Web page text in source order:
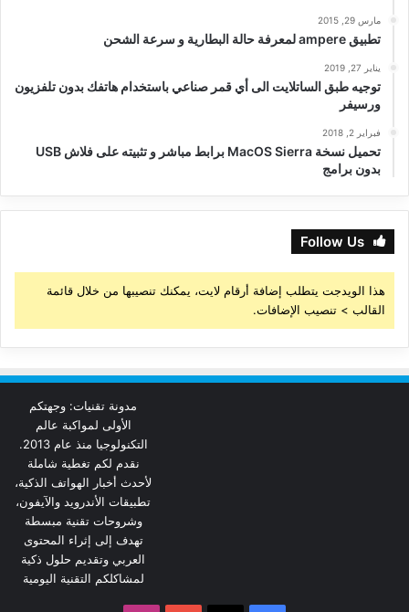
مارس 29, 2015
تطبيق ampere لمعرفة حالة البطارية و سرعة الشحن
يناير 27, 2019
توجيه طبق الساتلايت الى أي قمر صناعي باستخدام هاتفك بدون تلفزيون
ورسيفر
فبراير 2, 2018
تحميل نسخة MacOS Sierra برابط مباشر و تثبيته على فلاش USB
بدون برامج
Follow Us
هذا الويدجت يتطلب إضافة أرقام لايت، يمكنك تنصيبها من خلال قائمة
القالب > تنصيب الإضافات.
مدونة تقنيات: وجهتكم
الأولى لمواكبة عالم
التكنولوجيا منذ عام 2013.
نقدم لكم تغطية شاملة
لأحدث أخبار الهواتف الذكية،
تطبيقات الأندرويد والآيفون،
وشروحات تقنية مبسطة
تهدف إلى إثراء المحتوى
العربي وتقديم حلول ذكية
لمشاكلكم التقنية اليومية